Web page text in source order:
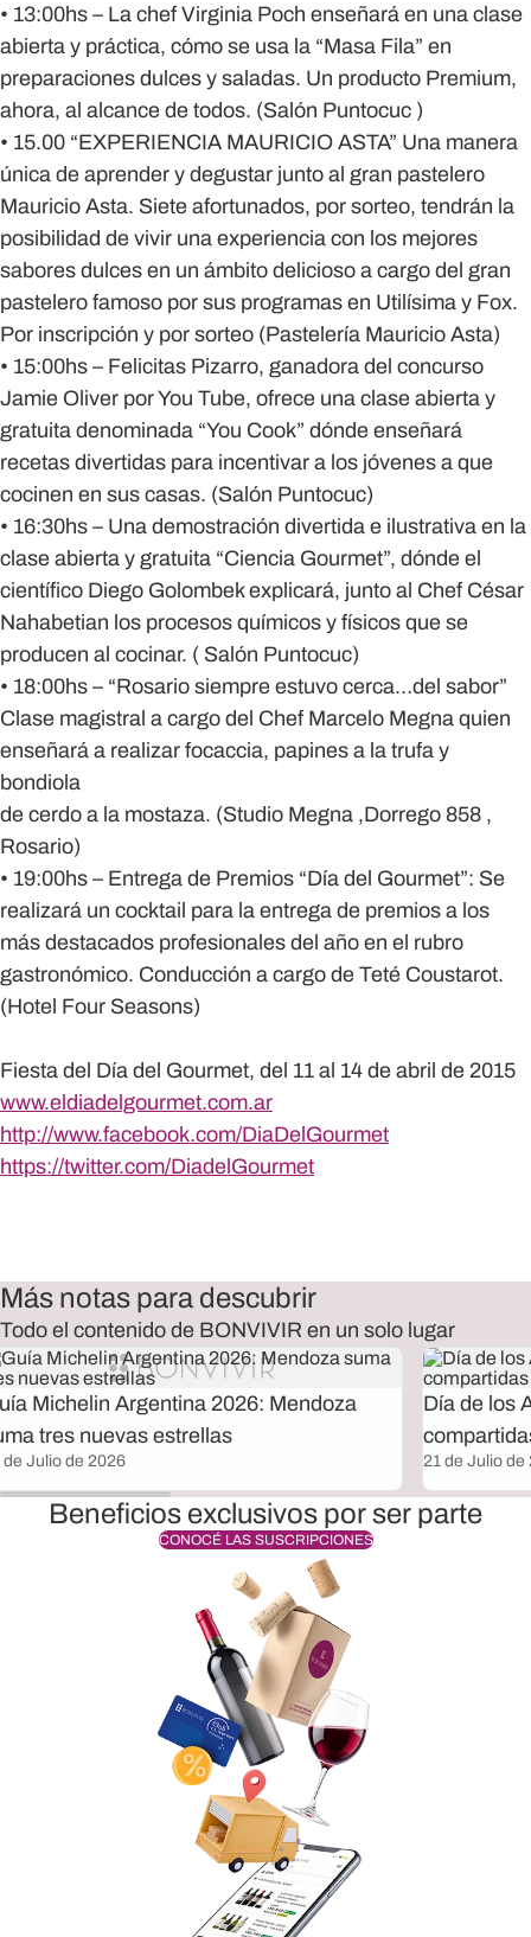
• 13:00hs – La chef Virginia Poch enseñará en una clase
abierta y práctica, cómo se usa la “Masa Fila” en
preparaciones dulces y saladas. Un producto Premium,
ahora, al alcance de todos. (Salón Puntocuc )
• 15.00 “EXPERIENCIA MAURICIO ASTA” Una manera
única de aprender y degustar junto al gran pastelero
Mauricio Asta. Siete afortunados, por sorteo, tendrán la
posibilidad de vivir una experiencia con los mejores
sabores dulces en un ámbito delicioso a cargo del gran
pastelero famoso por sus programas en Utilísima y Fox.
Por inscripción y por sorteo (Pastelería Mauricio Asta)
• 15:00hs – Felicitas Pizarro, ganadora del concurso
Jamie Oliver por You Tube, ofrece una clase abierta y
gratuita denominada “You Cook” dónde enseñará
recetas divertidas para incentivar a los jóvenes a que
cocinen en sus casas. (Salón Puntocuc)
• 16:30hs – Una demostración divertida e ilustrativa en la
clase abierta y gratuita “Ciencia Gourmet”, dónde el
científico Diego Golombek explicará, junto al Chef César
Nahabetian los procesos químicos y físicos que se
producen al cocinar. ( Salón Puntocuc)
• 18:00hs – “Rosario siempre estuvo cerca…del sabor”
Clase magistral a cargo del Chef Marcelo Megna quien
enseñará a realizar focaccia, papines a la trufa y
bondiola
de cerdo a la mostaza. (Studio Megna ,Dorrego 858 ,
Rosario)
• 19:00hs – Entrega de Premios “Día del Gourmet”: Se
realizará un cocktail para la entrega de premios a los
más destacados profesionales del año en el rubro
gastronómico. Conducción a cargo de Teté Coustarot.
(Hotel Four Seasons)
Fiesta del Día del Gourmet, del 11 al 14 de abril de 2015
www.eldiadelgourmet.com.ar
http://www.facebook.com/DiaDelGourmet
https://twitter.com/DiadelGourmet
Más notas para descubrir
Todo el contenido de BONVIVIR en un solo lugar
Michelin Argentina 2026: Mendoza
tres nuevas estrellas
de Julio de 2026
Día de los
21 de Julio de
Beneficios exclusivos por ser parte
CONOCÉ LAS SUSCRIPCIONES